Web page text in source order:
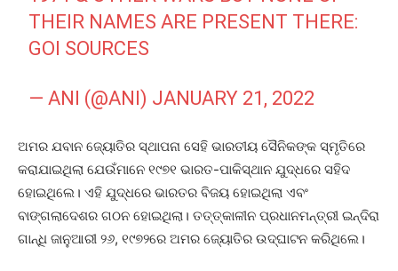
THEIR NAMES ARE PRESENT THERE:
GOI SOURCES
— ANI (@ANI) JANUARY 21, 2022
ଅମର ଯବାନ ଜ୍ୟୋତିର ସ୍ଥାପନା ସେହି ଭାରତୀୟ ସୈନିକଙ୍କ ସ୍ମୃତିରେ
କରାଯାଇଥିଲା ଯେଉଁମାନେ ୧୯୭୧ ଭାରତ-ପାକିସ୍ଥାନ ଯୁଦ୍ଧରେ ସହିଦ
ହୋଇଥିଲେ। ଏହି ଯୁଦ୍ଧରେ ଭାରତର ବିଜୟ ହୋଇଥିଲା ଏବଂ
ବାଙ୍ଗଲାଦେଶର ଗଠନ ହୋଇଥିଲା। ତତ୍‌ତ୍କାଳୀନ ପ୍ରଧାନମନ୍ତ୍ରୀ ଇନ୍ଦିରା
ଗାନ୍ଧି ଜାନୁଆରୀ ୨୬, ୧୯୭୨ରେ ଅମର ଜ୍ୟୋତିର ଉଦ୍‌ଘାଟନ କରିଥିଲେ।